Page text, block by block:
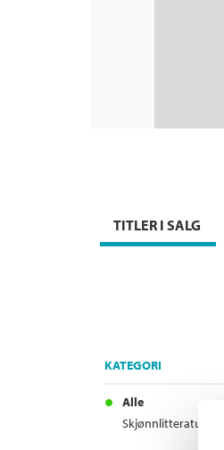
TITLER I SALG
KATEGORI
Alle
Skjønnlitteratur (1)